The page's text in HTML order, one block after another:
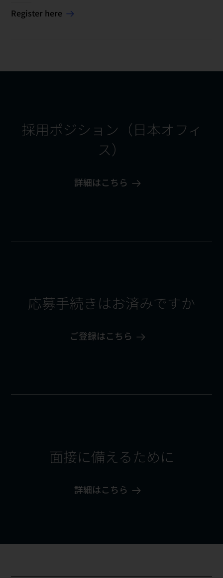
Register here
採用ポジション（日本オフィ
ス）
詳細はこちら
応募手続きはお済みですか
ご登録はこちら
面接に備えるために
詳細はこちら